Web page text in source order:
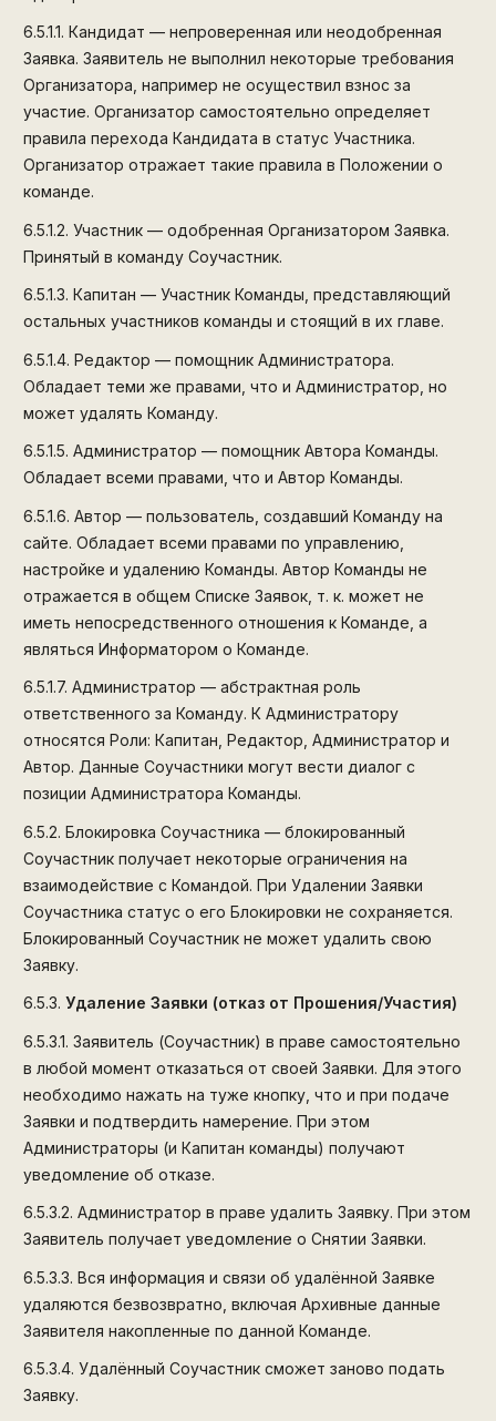
6.5.1.1. Кандидат — непроверенная или неодобренная
Заявка. Заявитель не выполнил некоторые требования
Организатора, например не осуществил взнос за
участие. Организатор самостоятельно определяет
правила перехода Кандидата в статус Участника.
Организатор отражает такие правила в Положении о
команде.
6.5.1.2. Участник — одобренная Организатором Заявка.
Принятый в команду Соучастник.
6.5.1.3. Капитан — Участник Команды, представляющий
остальных участников команды и стоящий в их главе.
6.5.1.4. Редактор — помощник Администратора.
Обладает теми же правами, что и Администратор, но
может удалять Команду.
6.5.1.5. Администратор — помощник Автора Команды.
Обладает всеми правами, что и Автор Команды.
6.5.1.6. Автор — пользователь, создавший Команду на
сайте. Обладает всеми правами по управлению,
настройке и удалению Команды. Автор Команды не
отражается в общем Списке Заявок, т. к. может не
иметь непосредственного отношения к Команде, а
являться Информатором о Команде.
6.5.1.7. Администратор — абстрактная роль
ответственного за Команду. К Администратору
относятся Роли: Капитан, Редактор, Администратор и
Автор. Данные Соучастники могут вести диалог с
позиции Администратора Команды.
6.5.2. Блокировка Соучастника — блокированный
Соучастник получает некоторые ограничения на
взаимодействие с Командой. При Удалении Заявки
Соучастника статус о его Блокировки не сохраняется.
Блокированный Соучастник не может удалить свою
Заявку.
6.5.3. Удаление Заявки (отказ от Прошения/Участия)
6.5.3.1. Заявитель (Соучастник) в праве самостоятельно
в любой момент отказаться от своей Заявки. Для этого
необходимо нажать на туже кнопку, что и при подаче
Заявки и подтвердить намерение. При этом
Администраторы (и Капитан команды) получают
уведомление об отказе.
6.5.3.2. Администратор в праве удалить Заявку. При этом
Заявитель получает уведомление о Снятии Заявки.
6.5.3.3. Вся информация и связи об удалённой Заявке
удаляются безвозвратно, включая Архивные данные
Заявителя накопленные по данной Команде.
6.5.3.4. Удалённый Соучастник сможет заново подать
Заявку.